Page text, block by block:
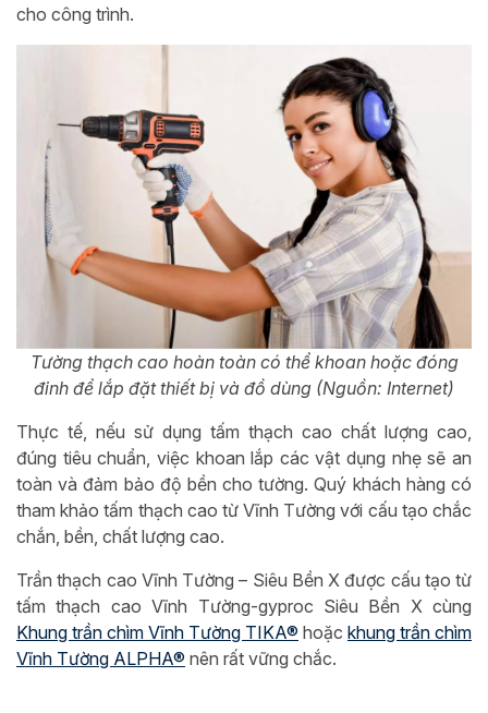
cho công trình.
Tường thạch cao hoàn toàn có thể khoan hoặc đóng
đinh để lắp đặt thiết bị và đồ dùng (Nguồn: Internet)
Thực tế, nếu sử dụng tấm thạch cao chất lượng cao,
đúng tiêu chuẩn, việc khoan lắp các vật dụng nhẹ sẽ an
toàn và đảm bảo độ bền cho tường. Quý khách hàng có
tham khảo tấm thạch cao từ Vĩnh Tường với cấu tạo chắc
chắn, bền, chất lượng cao.
Trần thạch cao Vĩnh Tường – Siêu Bền X được cấu tạo từ
tấm thạch cao Vĩnh Tường-gyproc Siêu Bền X cùng
Khung trần chìm Vĩnh Tường TIKA® hoặc khung trần chìm
Vĩnh Tường ALPHA® nên rất vững chắc.